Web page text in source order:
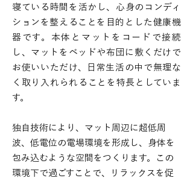
寝ている時間を活かし、心身の コンディ
ションを整えることを目的とした健康機
器です。 本体とマットをコードで接続
し、マットをベッドや布団に敷くだけで
お使いいた だけ、日常生活の中で無理な
く取り入れられることを特長としていま
す。
独自技術により、マット周辺に超低周
波、低電位の電場環境を形成し、身体を
包み込むような空間をつくります。この
環境下で過ごすことで、リラックスを促